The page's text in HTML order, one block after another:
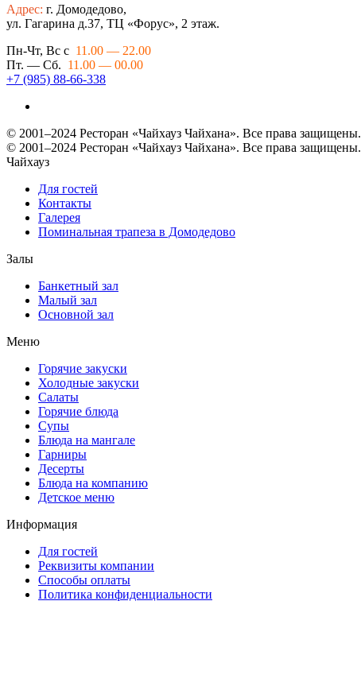
Адрес: г. Домодедово,
ул. Гагарина д.37, ТЦ «Форус», 2 этаж.
Пн-Чт, Вс с 11.00 — 22.00
Пт. — Сб. 11.00 — 00.00
+7 (985) 88-66-338
© 2001–2024 Ресторан «Чайхауз Чайхана». Все права защищены.
© 2001–2024 Ресторан «Чайхауз Чайхана». Все права защищены.
Чайхауз
Для гостей
Контакты
Галерея
Поминальная трапеза в Домодедово
Залы
Банкетный зал
Малый зал
Основной зал
Меню
Горячие закуски
Холодные закуски
Салаты
Горячие блюда
Супы
Блюда на мангале
Гарниры
Десерты
Блюда на компанию
Детское меню
Информация
Для гостей
Реквизиты компании
Способы оплаты
Политика конфиденциальности